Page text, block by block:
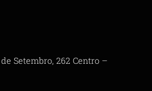
Setembro, 262 Centro –